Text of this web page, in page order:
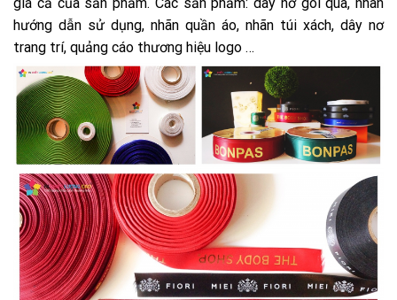
hướng dẫn sử dụng, nhãn quần áo, nhãn túi xách, dây nơ
trang trí, quảng cáo thương hiệu logo …